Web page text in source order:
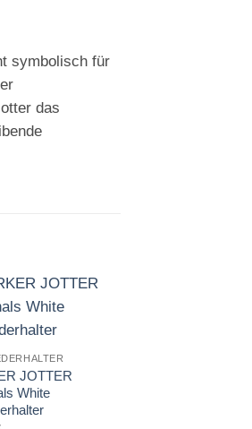
symbolisch für
das
JOTTER
White